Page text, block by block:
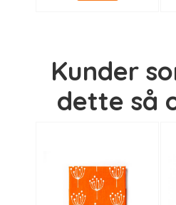
Kunder
dette så